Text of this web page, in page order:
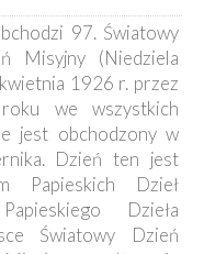
97. Światowy
Misyjny (Niedziela
1926 r. przez
we wszystkich
jest obchodzony w
Dzień ten jest
Papieskich Dzieł
Dzieła
Światowy Dzień